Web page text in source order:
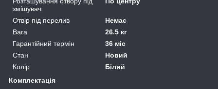
змішувач
Отвір під перелив
Немає
Вага
26.5 кг
Гарантійний термін
36 міс
Стан
Новий
Колір
Білий
Комплектація